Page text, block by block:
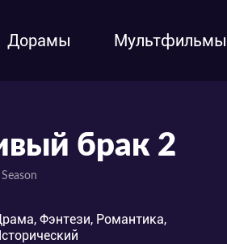
Дорамы Мультфильмы
брак 2
Фэнтези, Романтика,